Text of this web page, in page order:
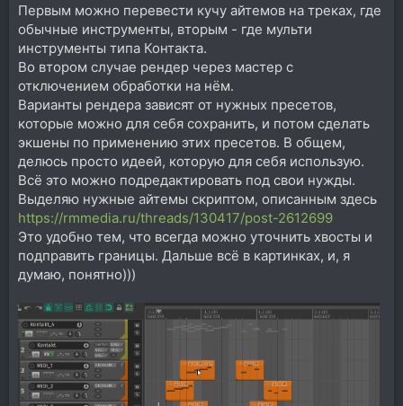
Первым можно перевести кучу айтемов на треках, где
обычные инструменты, вторым - где мульти
инструменты типа Контакта.
Во втором случае рендер через мастер с
отключением обработки на нём.
Варианты рендера зависят от нужных пресетов,
которые можно для себя сохранить, и потом сделать
экшены по применению этих пресетов. В общем,
делюсь просто идеей, которую для себя использую.
Всё это можно подредактировать под свои нужды.
Выделяю нужные айтемы скриптом, описанным здесь
https://rmmedia.ru/threads/130417/post-2612699
Это удобно тем, что всегда можно уточнить хвосты и
подправить границы. Дальше всё в картинках, и, я
думаю, понятно)))